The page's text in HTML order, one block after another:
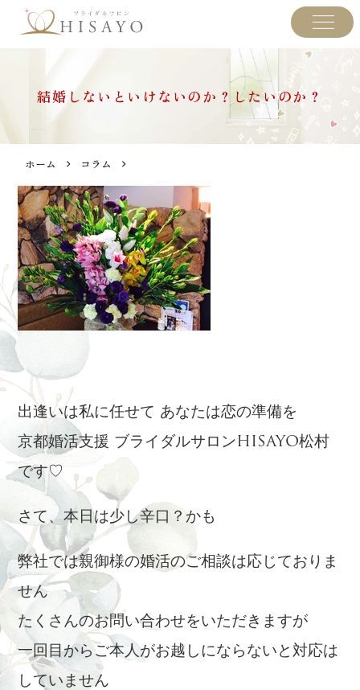
結婚しないといけないのか？したいのか？
ホーム コラム
出逢いは私に任せて あなたは恋の準備を
京都婚活支援 ブライダルサロンHISAYO松村
です♡
さて、本日は少し辛口？かも
弊社では親御様の婚活のご相談は応じておりま
せん
たくさんのお問い合わせをいただきますが
一回目からご本人がお越しにならないと対応は
していません